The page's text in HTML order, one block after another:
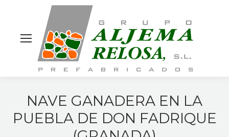
NAVE GANADERA EN LA
PUEBLA DE DON FADRIQUE